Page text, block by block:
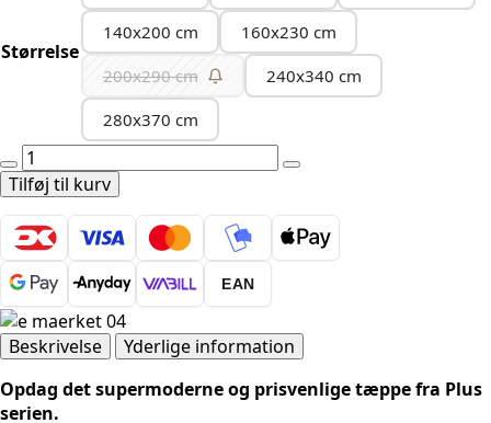
Størrelse
140x200 cm
160x230 cm
200x290 cm
240x340 cm
280x370 cm
PLUS
8000
LYSERØD
antal
Tilføj til kurv
EAN
Beskrivelse
Yderlige information
Opdag det supermoderne og prisvenlige tæppe fra Plus
serien.